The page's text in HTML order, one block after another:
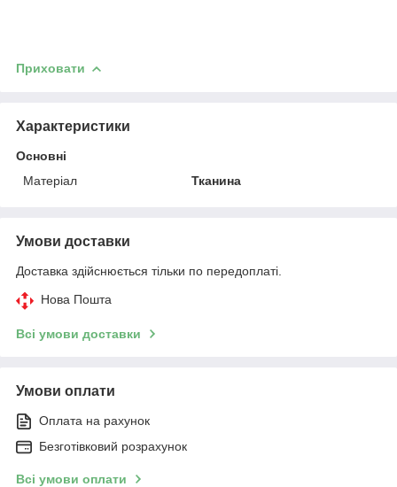
Приховати
Характеристики
Основні
Матеріал
Тканина
Умови доставки
Доставка здійснюється тільки по передоплаті.
Нова Пошта
Всі умови доставки
Умови оплати
Оплата на рахунок
Безготівковий розрахунок
Всі умови оплати